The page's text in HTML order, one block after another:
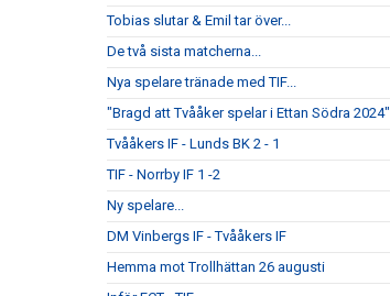
Tobias slutar & Emil tar över...
De två sista matcherna...
Nya spelare tränade med TIF...
"Bragd att Tvååker spelar i Ettan Södra 2024"
Tvååkers IF - Lunds BK 2 - 1
TIF - Norrby IF 1 -2
Ny spelare...
DM Vinbergs IF - Tvååkers IF
Hemma mot Trollhättan 26 augusti